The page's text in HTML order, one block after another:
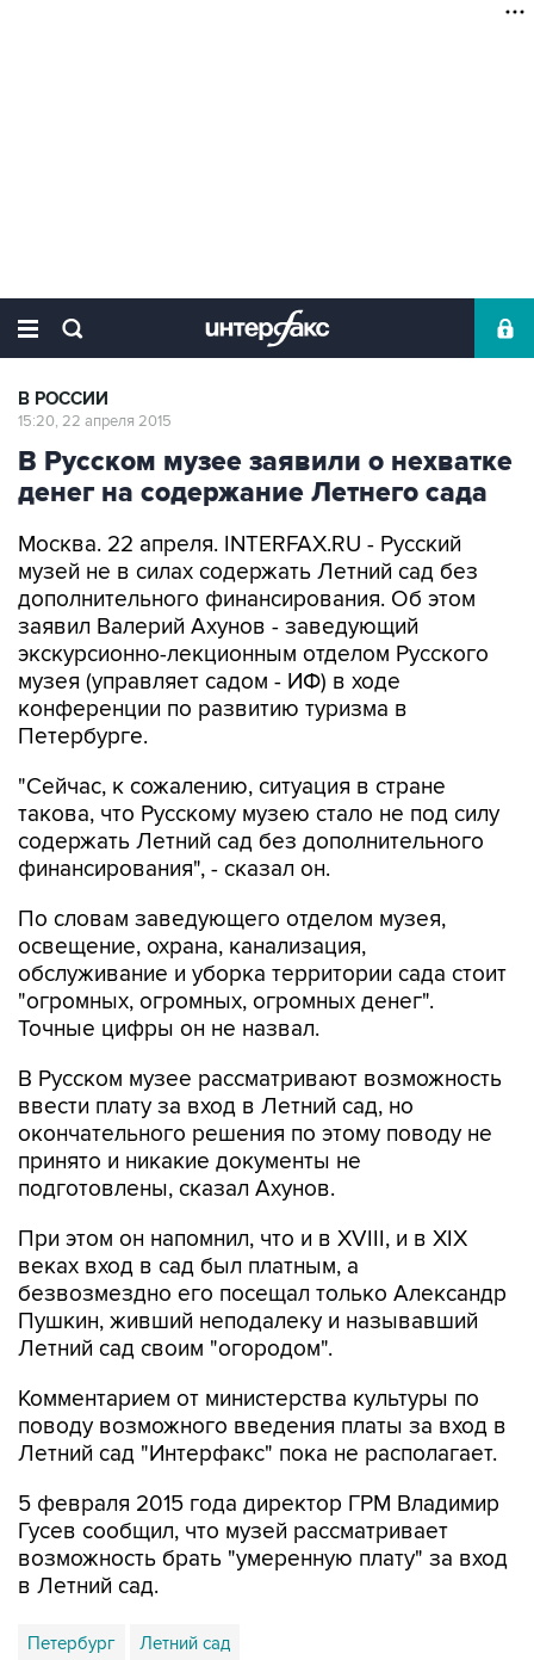
В РОССИИ
15:20, 22 апреля 2015
В Русском музее заявили о нехватке
денег на содержание Летнего сада
Москва. 22 апреля. INTERFAX.RU - Русский
музей не в силах содержать Летний сад без
дополнительного финансирования. Об этом
заявил Валерий Ахунов - заведующий
экскурсионно-лекционным отделом Русского
музея (управляет садом - ИФ) в ходе
конференции по развитию туризма в
Петербурге.
"Сейчас, к сожалению, ситуация в стране
такова, что Русскому музею стало не под силу
содержать Летний сад без дополнительного
финансирования", - сказал он.
По словам заведующего отделом музея,
освещение, охрана, канализация,
обслуживание и уборка территории сада стоит
"огромных, огромных, огромных денег".
Точные цифры он не назвал.
В Русском музее рассматривают возможность
ввести плату за вход в Летний сад, но
окончательного решения по этому поводу не
принято и никакие документы не
подготовлены, сказал Ахунов.
При этом он напомнил, что и в XVIII, и в XIX
веках вход в сад был платным, а
безвозмездно его посещал только Александр
Пушкин, живший неподалеку и называвший
Летний сад своим "огородом".
Комментарием от министерства культуры по
поводу возможного введения платы за вход в
Летний сад "Интерфакс" пока не располагает.
5 февраля 2015 года директор ГРМ Владимир
Гусев сообщил, что музей рассматривает
возможность брать "умеренную плату" за вход
в Летний сад.
Петербург Летний сад